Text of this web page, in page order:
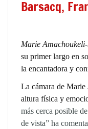
Barsacq,
Marie
su primer largo en
la encantadora y
La cámara de Marie
altura física y
más cerca posible
de vista” ha